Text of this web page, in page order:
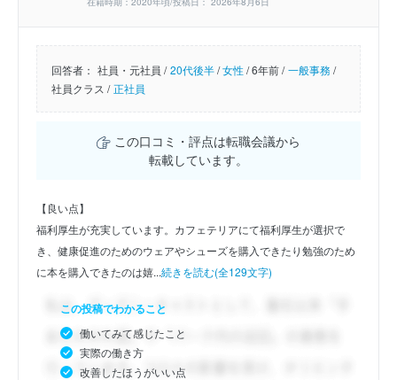
回答者： 社員・元社員 / 20代後半/女性/6年前 / 一般事務/
社員クラス / 正社員
この口コミ・評点は転職会議から
転載しています。
【良い点】
福利厚生が充実しています。カフェテリアにて福利厚生が選択で
き、健康促進のためのウェアやシューズを購入できたり勉強のため
に本を購入できたのは嬉...続きを読む(全129文字)
この投稿でわかること
働いてみて感じたこと
実際の働き方
改善したほうがいい点